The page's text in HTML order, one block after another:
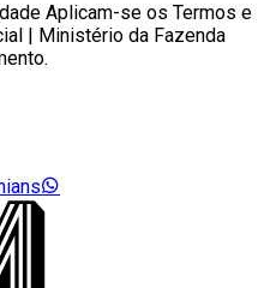
Aplicam-se os Termos e
| Ministério da Fazenda